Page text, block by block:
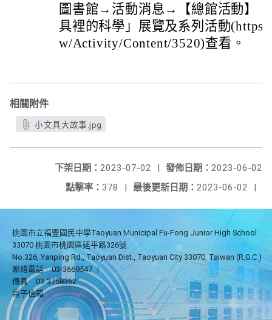
圖書館→活動消息→【總館活動】
具裡的科學」展覽及系列活動
w/Activity/Content/3520)查看。
相關附件
小文具大故事.jpg
發佈日期： 2023-06-02
下架日期： 2023-07-02
|
最後更新日期： 2023-06-02 |
點擊率： 378 |
桃園市立福豐國民中學Taoyuan Municipal Fu-Fong Junior High School
33070 桃園市桃園區延平路326號
No.326, Yanping Rd., Taoyuan Dist., Taoyuan City 33070, Taiwan (R.O.C.)
聯絡電話
03-3669547 |
傳真
03-3758362
電子信箱